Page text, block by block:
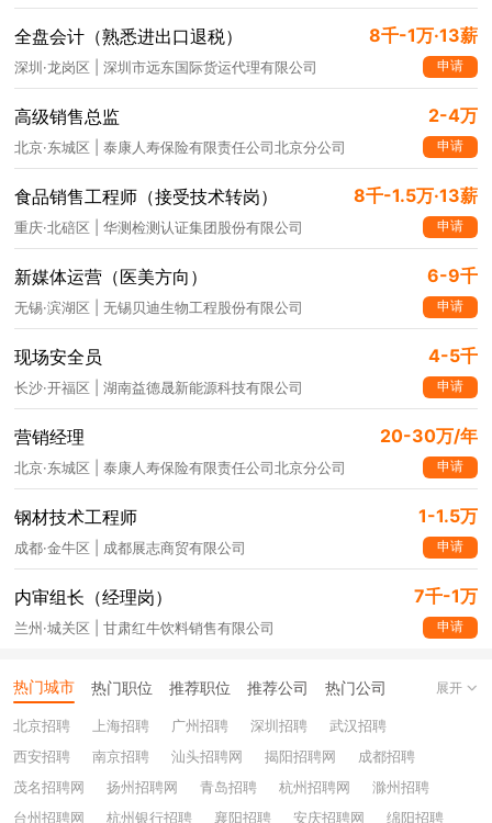
全盘会计（熟悉进出口退税） 8千-1万·13薪
深圳·龙岗区 | 深圳市远东国际货运代理有限公司 申请
高级销售总监 2-4万
北京·东城区 | 泰康人寿保险有限责任公司北京分公司 申请
食品销售工程师（接受技术转岗） 8千-1.5万·13薪
重庆·北碚区 | 华测检测认证集团股份有限公司 申请
新媒体运营（医美方向） 6-9千
无锡·滨湖区 | 无锡贝迪生物工程股份有限公司 申请
现场安全员 4-5千
长沙·开福区 | 湖南益德晟新能源科技有限公司 申请
营销经理 20-30万/年
北京·东城区 | 泰康人寿保险有限责任公司北京分公司 申请
钢材技术工程师 1-1.5万
成都·金牛区 | 成都展志商贸有限公司 申请
内审组长（经理岗） 7千-1万
兰州·城关区 | 甘肃红牛饮料销售有限公司 申请
热门城市 热门职位 推荐职位 推荐公司 热门公司
北京招聘 上海招聘 广州招聘 深圳招聘
武汉招聘
西安招聘
南京招聘 汕头招聘网 揭阳招聘网
成都招聘
茂名招聘网
扬州招聘网 青岛招聘 杭州招聘网
滁州招聘
台州招聘网
杭州银行招聘 襄阳招聘 安庆招聘网 绵阳招聘
展开